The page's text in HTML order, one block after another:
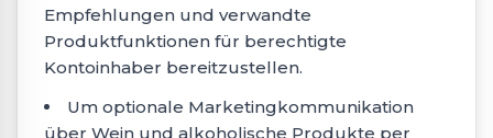
Empfehlungen und verwandte
Produktfunktionen für berechtigte
Kontoinhaber bereitzustellen.
Um optionale Marketingkommunikation
über Wein und alkoholische Produkte per